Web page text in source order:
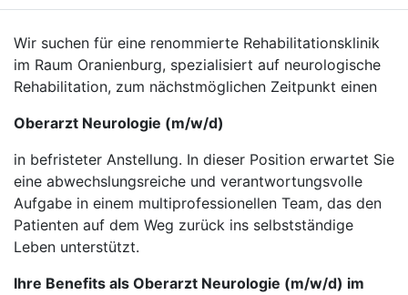
Wir suchen für eine renommierte Rehabilitationsklinik
im Raum Oranienburg, spezialisiert auf neurologische
Rehabilitation, zum nächstmöglichen Zeitpunkt einen
Oberarzt Neurologie (m/w/d)
in befristeter Anstellung. In dieser Position erwartet Sie
eine abwechslungsreiche und verantwortungsvolle
Aufgabe in einem multiprofessionellen Team, das den
Patienten auf dem Weg zurück ins selbstständige
Leben unterstützt.
Ihre Benefits als Oberarzt Neurologie (m/w/d) im